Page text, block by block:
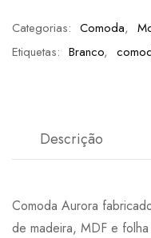
Categorias: Comoda,
Etiquetas: Branco,
Descrição
Comoda Aurora
de madeira, MDF e